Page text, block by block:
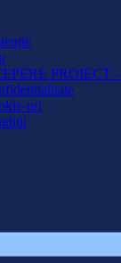
PROIECT -
uri